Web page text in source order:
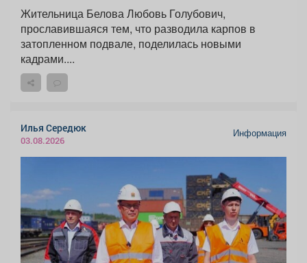
Жительница Белова Любовь Голубович,
прославившаяся тем, что разводила карпов в
затопленном подвале, поделилась новыми
кадрами....
Илья Середюк
03.08.2026
Информация